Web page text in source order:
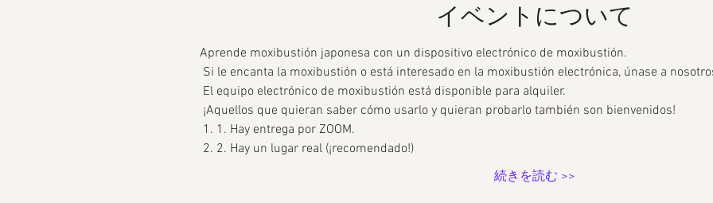
イベントについて
Aprende moxibustión japonesa con un dispositivo electrónico de moxibustión.
Si le encanta la moxibustión o está interesado en la moxibustión electrónica, únase a
El equipo electrónico de moxibustión está disponible para alquiler.
¡Aquellos que quieran saber cómo usarlo y quieran probarlo también son bienvenidos!
1. 1. Hay entrega por ZOOM.
2. 2. Hay un lugar real (¡recomendado!)
続きを読む >>